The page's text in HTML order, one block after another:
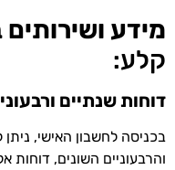
מידע
קלע:
דוחות שנתיים
בכניסה לחשבון האישי,
והרבעוניים השונים, דוחות